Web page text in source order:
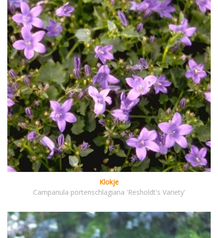
Klokje
Campanula portenschlagiana 'Resholdt's Variety'